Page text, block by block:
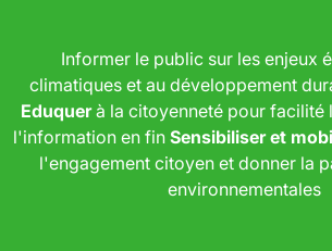
Informer le public sur les enjeux
climatiques et au développement
Eduquerà la citoyenneté pour facilité
l'information en fin Sensibiliser et
l'engagement citoyen et donner la
environnementales